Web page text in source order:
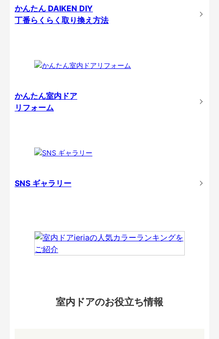
かんたん DAIKEN DIY
丁番らくらく取り換え方法
かんたん室内ドア
リフォーム
SNS ギャラリー
室内ドアのお役立ち情報